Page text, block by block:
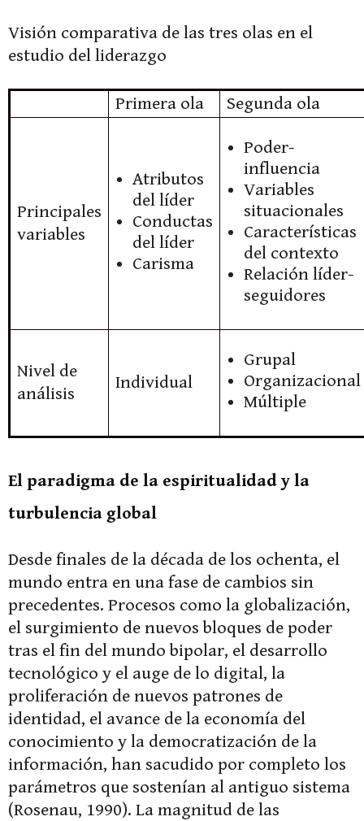
Visión comparativa de las tres olas en el
estudio del liderazgo
Primera ola Segunda ola
Principales
variables
Atributos
del líder
Conductas
del líder
Carisma
Poder-
influencia
Variables
situacionales
Características
del contexto
Relación líder-
seguidores
Nivel de
análisis
Individual
Grupal
Organizacional
Múltiple
El paradigma de la espiritualidad y la
turbulencia global
Desde finales de la década de los ochenta, el
mundo entra en una fase de cambios sin
precedentes. Procesos como la globalización,
el surgimiento de nuevos bloques de poder
tras el fin del mundo bipolar, el desarrollo
tecnológico y el auge de lo digital, la
proliferación de nuevos patrones de
identidad, el avance de la economía del
conocimiento y la democratización de la
información, han sacudido por completo los
parámetros que sostenían al antiguo sistema
(Rosenau, 1990). La magnitud de las